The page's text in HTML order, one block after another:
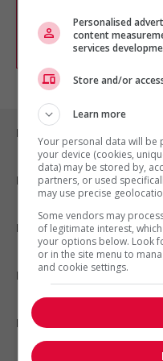
d'intérêt en
comme
Emplois par ville
Emplois par secteur
Emplois par statut
Emplois par type
Nos suggestions
Personalised
content
services
Store and/or
Learn more
Your personal data will
your device (cookies,
data) may be stored by,
partners, or used
may use precise
Some vendors may
of legitimate interest,
your options below. Look
or in the site menu to
and cookie settings.